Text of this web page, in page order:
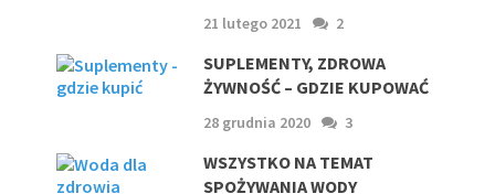
21 lutego 2021 2
SUPLEMENTY, ZDROWA
ŻYWNOŚĆ – GDZIE KUPOWAĆ
28 grudnia 2020 3
WSZYSTKO NA TEMAT
SPOŻYWANIA WODY